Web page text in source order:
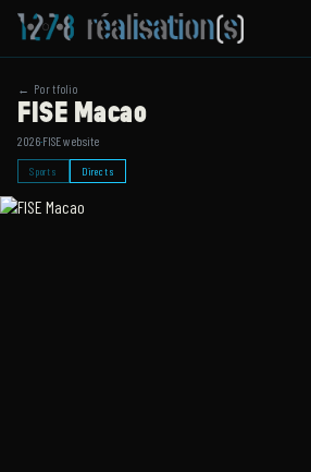
← Portfolio
FISE Macao
2026·FISE website
Sports Directs